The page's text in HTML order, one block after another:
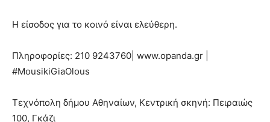
Η είσοδος για το κοινό είναι ελεύθερη.
Πληροφορίες: 210 9243760| www.opanda.gr |
#MousikiGiaOlous
Τεχνόπολη δήμου Αθηναίων, Κεντρική σκηνή: Πειραιώς
100, Γκάζι